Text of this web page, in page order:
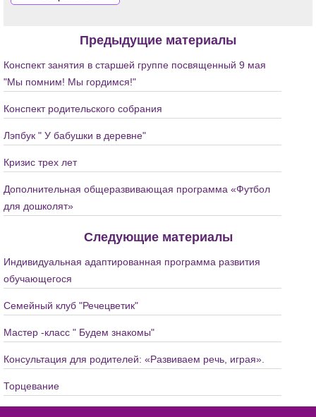
Предыдущие материалы
Конспект занятия в старшей группе посвященный 9 мая
"Мы помним! Мы гордимся!"
Конспект родительского собрания
Лэпбук " У бабушки в деревне"
Кризис трех лет
Дополнительная общеразвивающая программа «Футбол
для дошколят»
Следующие материалы
Индивидуальная адаптированная программа развития
обучающегося
Семейный клуб "Речецветик"
Мастер -класс " Будем знакомы"
Консультация для родителей: «Развиваем речь, играя».
Торцевание